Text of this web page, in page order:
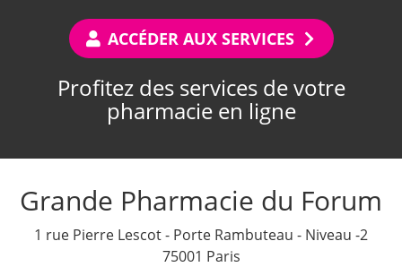
ACCÉDER AUX SERVICES
Profitez des services de votre
pharmacie en ligne
Grande Pharmacie du Forum
1 rue Pierre Lescot - Porte Rambuteau - Niveau -2
75001 Paris